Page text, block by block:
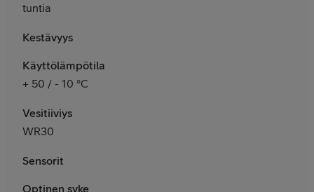
tuntia
Kestävyys
Käyttölämpötila
+ 50 / - 10 °C
Vesitiiviys
WR30
Sensorit
Optinen syke